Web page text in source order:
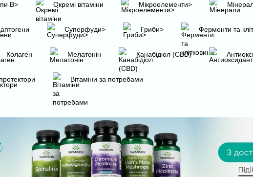
B> Окремі вітаміни Мікроелементи>
Суперфуди> Гриби> Ферменти та
Колаген Мелатонін Канабідіол (CBD)
Вітаміни за потребами